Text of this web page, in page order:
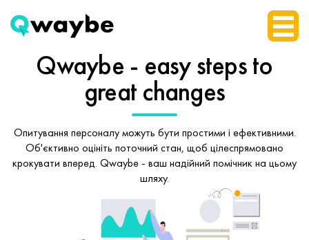
Qwaybe - easy stepsto
great changes
Опитування персоналу можуть бути простими і ефективними.
Об'єктивно оцініть поточний стан, щоб цілеспрямовано
крокувати вперед. Qwaybe - ваш надійний помічник на цьому
шляху.